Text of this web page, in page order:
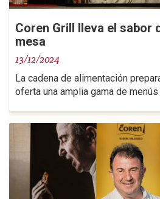
Coren Grill lleva el sabor
mesa
13/12/2024
La cadena de alimentación
oferta una amplia gama de menús